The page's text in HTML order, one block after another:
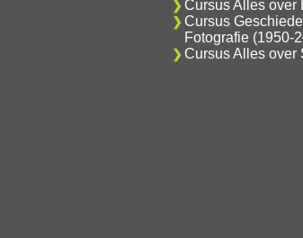
Cursus Alles over
Cursus
Fotografie (1950-
Cursus Alles over